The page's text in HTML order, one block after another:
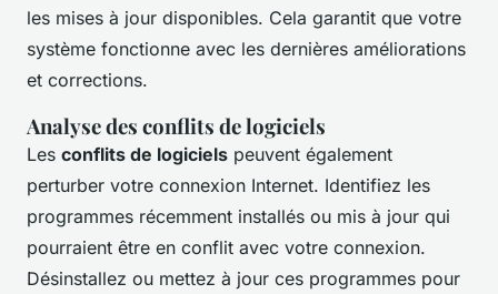
les mises à jour disponibles. Cela garantit que votre
système fonctionne avec les dernières améliorations
et corrections.
Analyse des conflits de logiciels
Les conflits de logiciels peuvent également
perturber votre connexion Internet. Identifiez les
programmes récemment installés ou mis à jour qui
pourraient être en conflit avec votre connexion.
Désinstallez ou mettez à jour ces programmes pour